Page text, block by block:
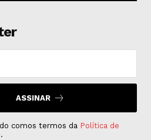
ASSINAR
comos termos da Política de
.